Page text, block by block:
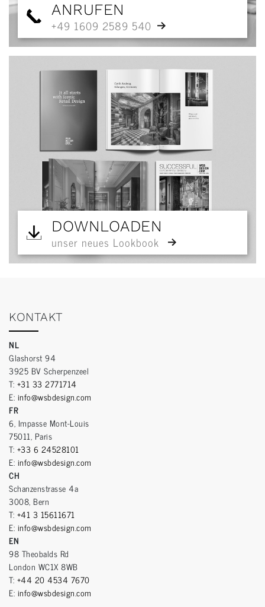
ANRUFEN
+49 1609 2589 540
DOWNLOADEN
unser neues Lookbook
KONTAKT
NL
Glashorst 94
3925 BV Scherpenzeel
T: +31 33 2771714
E: info@wsbdesign.com
FR
6, Impasse Mont-Louis
75011, Paris
T: +33 6 24528101
E: info@wsbdesign.com
CH
Schanzenstrasse 4a
3008, Bern
T: +41 3 15611671
E: info@wsbdesign.com
EN
98 Theobalds Rd
London WC1X 8WB
T: +44 20 4534 7670
E: info@wsbdesign.com